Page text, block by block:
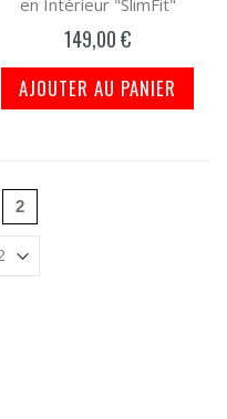
149,00 €
AJOUTER AU PANIER
Vous lisez actuellement la
2